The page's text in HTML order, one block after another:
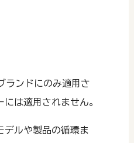
ランドにのみ適用さ
は適用されません。
デルや製品の循環ま